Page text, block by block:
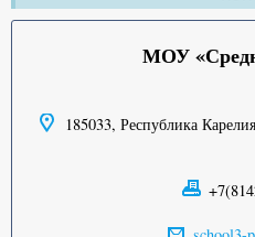
МОУ
185033, Республика